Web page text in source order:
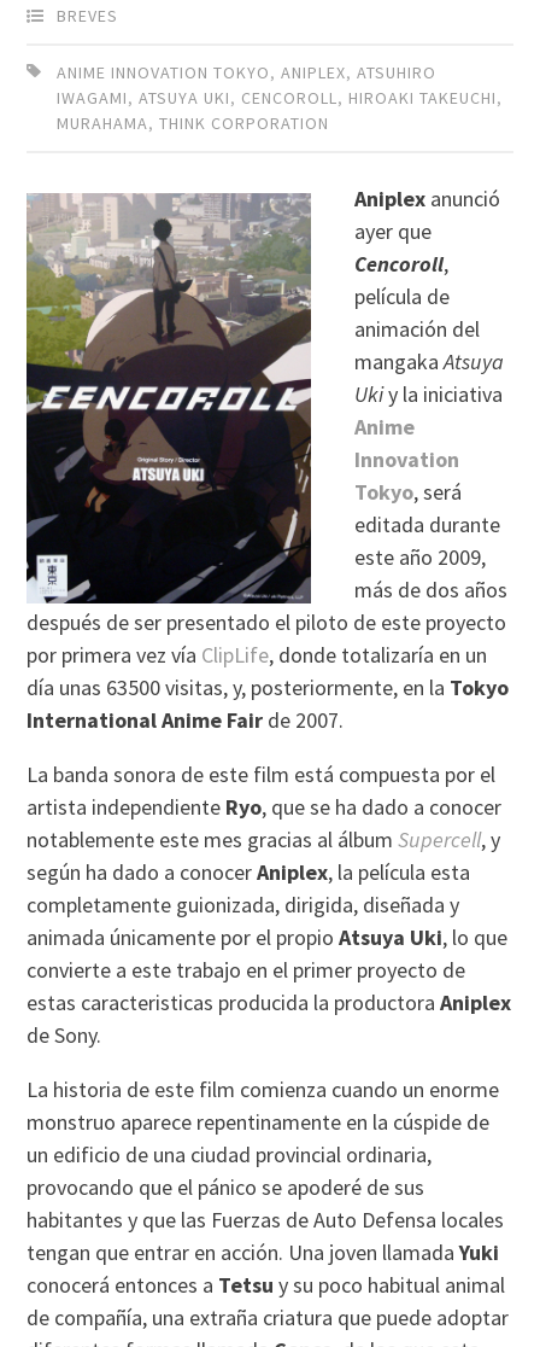
BREVES
ANIME INNOVATION TOKYO,ANIPLEX,ATSUHIRO
IWAGAMI,ATSUYA UKI, CENCOROLL, HIROAKI TAKEUCHI,
MURAHAMA,THINK CORPORATION
Aniplex anunció
ayer que
Cencoroll,
película de
animación del
mangakaAtsuya
Ukiy la iniciativa
Anime
Innovation
Tokyo, será
editada durante
este año 2009,
más de dos años
después de ser presentado el piloto de este proyecto
por primera vez vía ClipLife, donde totalizaría en un
día unas 63500 visitas, y, posteriormente, en la Tokyo
International Anime Fair de 2007.
La banda sonora de este film está compuesta por el
artista independiente Ryo, que se ha dado a conocer
notablemente este mes gracias al álbumSupercell, y
según ha dado a conocerAniplex, la película esta
completamente guionizada, dirigida, diseñada y
animada únicamente por el propioAtsuya Uki, lo que
convierte a este trabajo en el primer proyecto de
estas caracteristicas producida la productoraAniplex
de Sony.
La historia de este film comienza cuando un enorme
monstruo aparece repentinamente en la cúspide de
un edificio de una ciudad provincial ordinaria,
provocando que el pánico se apoderé de sus
habitantes y que las Fuerzas de Auto Defensa locales
tengan que entrar en acción. Una joven llamadaYuki
conocerá entonces a Tetsu y su poco habitual animal
de compañía, una extraña criatura que puede adoptar